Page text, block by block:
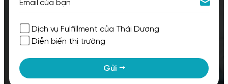
Dịch vụ Fulfillment của Thái Dương
Diễn biến thị trường
Gửi ⭢